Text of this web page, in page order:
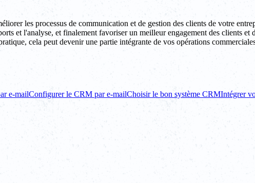
les processus de communication et de gestion des clients de votre
et l'analyse, et finalement favoriser un meilleur engagement des clients
cela peut devenir une partie intégrante de vos opérations
e-mailConfigurer le CRM par e-mailChoisir le bon système CRMIntégrer